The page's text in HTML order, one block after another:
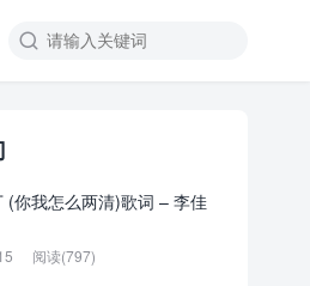

(你我怎么两清)歌词 – 李佳
阅读(797)